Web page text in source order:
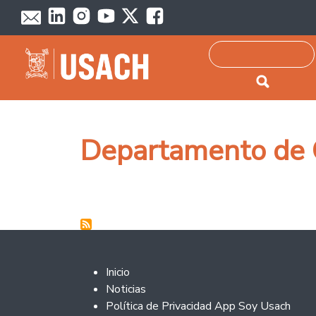
Passar para o conteúdo principal
Pesquisar
Departamento
Footer 2
Inicio
Noticias
Política de Privacidad App Soy Usach